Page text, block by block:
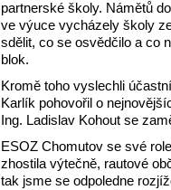
partnerské školy. Námětů
ve výuce vycházely školy
sdělit, co se osvědčilo a co
blok.
Kromě toho vyslechli
Karlík pohovořil o
Ing. Ladislav Kohout se
ESOZ Chomutov se své
zhostila výtečně, rautové
tak jsme se odpoledne